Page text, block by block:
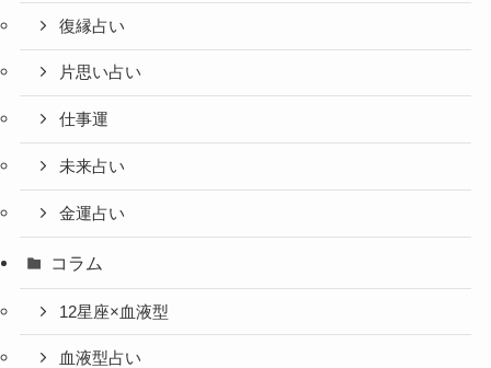
復縁占い
片思い占い
仕事運
未来占い
金運占い
コラム
12星座×血液型
血液型占い